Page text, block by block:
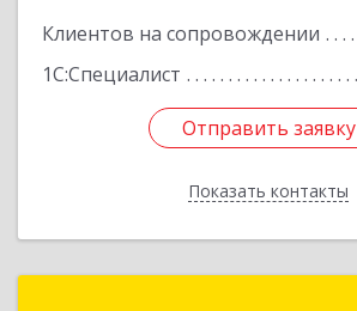
Клиентов на сопровождении
1С:Специалист
Отправить заявку
Показать контакты
Отправить заявку
Назад